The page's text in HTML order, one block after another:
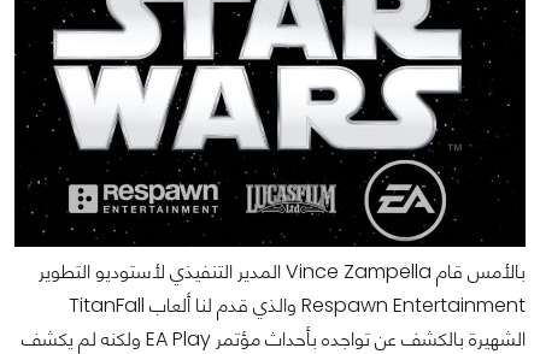
بالأمس قام Vince Zampella المدير التنفيذي لأستوديو التطوير
Respawn Entertainment والذي قدم لنا ألعاب TitanFall
الشهيرة بالكشف عن تواجده بأحداث مؤتمر EA Play ولكنه لم يكشف